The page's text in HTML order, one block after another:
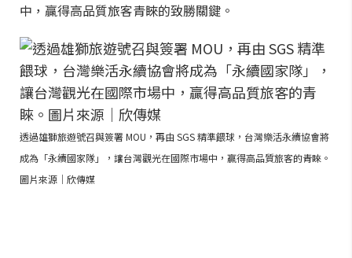
中，贏得高品質旅客青睞的致勝關鍵。
透過雄獅旅遊號召與簽署 MOU，再由 SGS 精準餵球，台灣樂活永續協會將
成為「永續國家隊」，讓台灣觀光在國際市場中，贏得高品質旅客的青睞。
圖片來源｜欣傳媒